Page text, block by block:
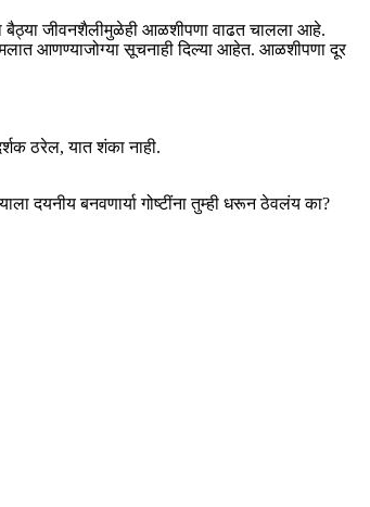
बैठ्या जीवनशैलीमुळेही आळशीपणा वाढत चालला आहे.
आणण्याजोग्या सूचनाही दिल्या आहेत. आळशीपणा दूर
ठरेल, यात शंका नाही.
दयनीय बनवणार्या गोष्टींना तुम्ही धरून ठेवलंय का?